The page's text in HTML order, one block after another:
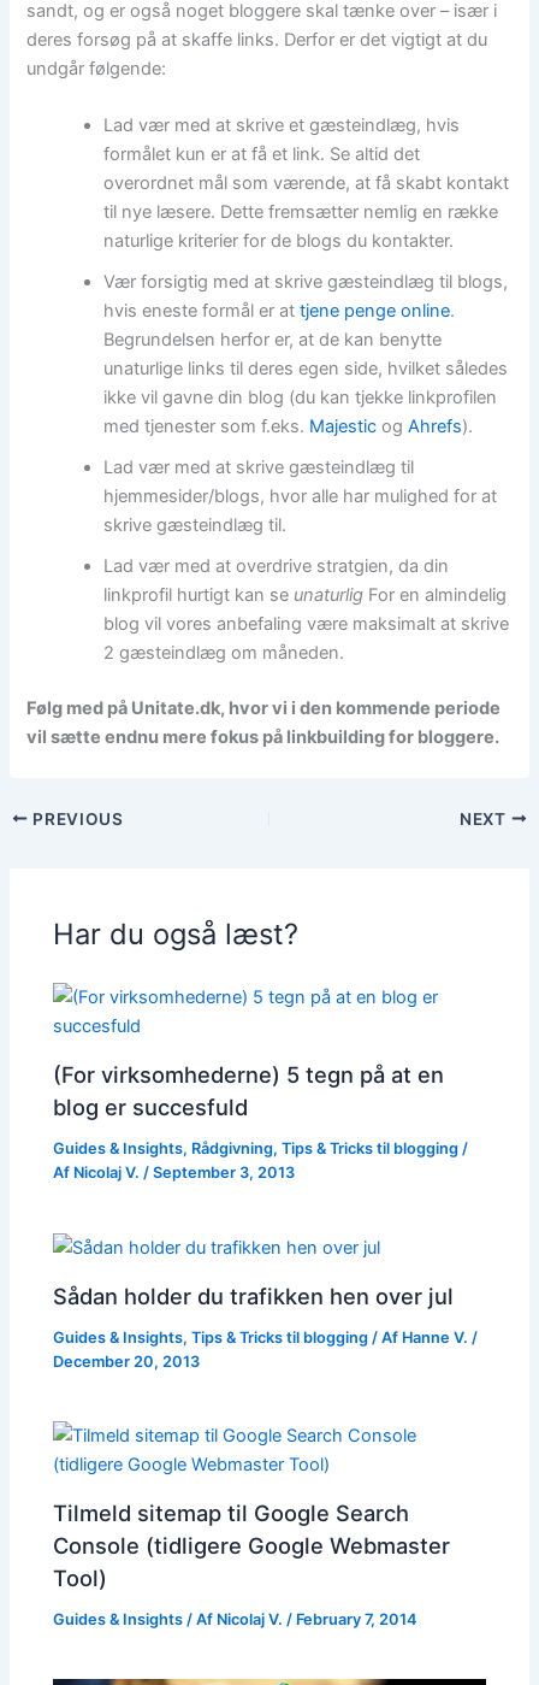
sandt, og er også noget bloggere skal tænke over – især i
deres forsøg på at skaffe links. Derfor er det vigtigt at du
undgår følgende:
Lad vær med at skrive et gæsteindlæg, hvis
formålet kun er at få et link. Se altid det
overordnet mål som værende, at få skabt kontakt
til nye læsere. Dette fremsætter nemlig en række
naturlige kriterier for de blogs du kontakter.
Vær forsigtig med at skrive gæsteindlæg til blogs,
hvis eneste formål er attjene penge online.
Begrundelsen herfor er, at de kan benytte
unaturlige links til deres egen side, hvilket således
ikke vil gavne din blog (du kan tjekke linkprofilen
med tjenester som f.eks. Majestic ogAhrefs).
Lad vær med at skrive gæsteindlæg til
hjemmesider/blogs, hvor alle har mulighed for at
skrive gæsteindlæg til.
Lad vær med at overdrive stratgien, da din
linkprofil hurtigt kan se unaturlig For en almindelig
blog vil vores anbefaling være maksimalt at skrive
2 gæsteindlæg om måneden.
Følg med på Unitate.dk, hvor vi i den kommende periode
vil sætte endnu mere fokus på linkbuilding for bloggere.
PREVIOUS NEXT
Har du også læst?
(For virksomhederne) 5 tegn på at en
blog er succesfuld
Guides & Insights, Rådgivning,Tips & Tricks til blogging /
Af Nicolaj V. /September 3, 2013
Sådan holder du trafikken hen over jul
Guides & Insights,Tips & Tricks til blogging / Af Hanne V. /
December 20, 2013
Tilmeld sitemap til Google Search
Console (tidligere Google Webmaster
Tool)
Guides & Insights / Af Nicolaj V. / February 7, 2014